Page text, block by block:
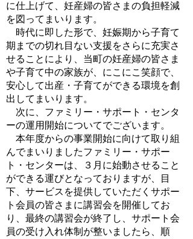
に仕上げて、妊産婦の皆さまの負担軽減
を図ってまいります。
時代に即した形で、妊娠期から子育て
期までの切れ目ない支援をさらに充実さ
せることにより、当町の妊産婦の皆さま
や子育て中の家族が、にこにこ笑顔で、
安心して出産・子育てができる環境を創
出してまいります。
次に、ファミリー・サポート・センタ
ーの運用開始についてでございます。
本年度からの事業開始に向けて取り組
んでまいりましたファミリー・サポー
ト・センターは、３月に始動させること
ができる運びとなっておりますが、目
下、サービスを提供していただくサポー
ト会員の皆さまに講習会を開催してお
り、最終の講習会が終了し、サポート会
員の受け入れ体制が整いましたら、順